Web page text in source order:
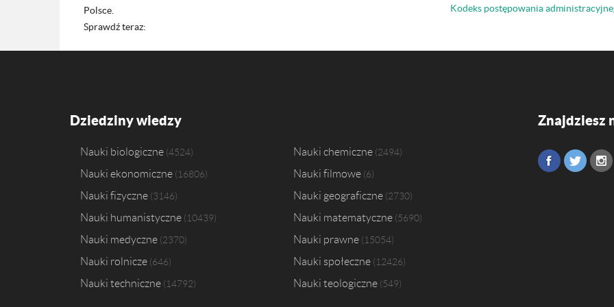
Polsce.
Sprawdź teraz:
Kodeks postępowania
Dziedziny wiedzy
Nauki biologiczne 4524 Nauki chemiczne 2494
Nauki ekonomiczne 16806 Nauki filmowe 6
Nauki fizyczne 3146 Nauki geograficzne 2730
Nauki humanistyczne 10439 Nauki matematyczne 5690
Nauki medyczne 2370 Nauki prawne 15054
Nauki rolnicze 646 Nauki społeczne 12426
Nauki techniczne 14792 Nauki teologiczne 549
Znajdziesz